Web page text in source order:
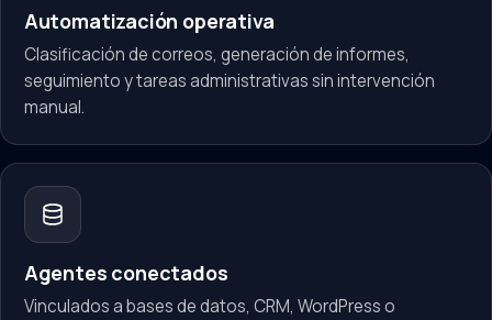
Automatización operativa
Clasificación de correos, generación de informes,
seguimiento y tareas administrativas sin intervención
manual.
Agentes conectados
Vinculados a bases de datos, CRM, WordPress o